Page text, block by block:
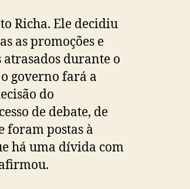
Richa. Ele decidiu
as promoções e
durante o
o governo fará a
do
de debate, de
foram postas à
há uma dívida com